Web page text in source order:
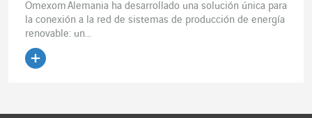
Omexom Alemania ha desarrollado una solución única para
la conexión a la red de sistemas de producción de energía
renovable: un...